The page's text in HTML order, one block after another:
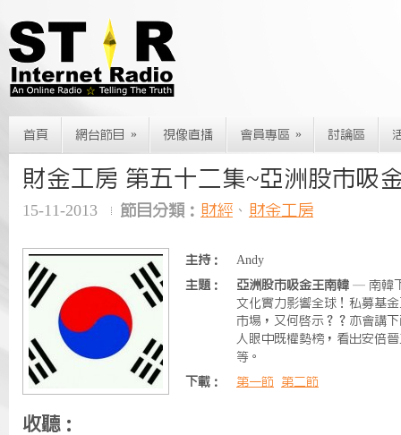
首頁 網台節目 » 視像直播 會員專區 » 討論區
財金工房 第五十二集~亞洲股市吸
15-11-2013 節目分類： 財經 、 財金工房
主持：
Andy
主題：
亞洲股市吸金王南韓 — 南韓
文化實力影響全球！私募基
市場，又何啟示？？亦會講
人眼中既權勢榜，看出安倍
等。
下載：
第一節 第二節
收聽：